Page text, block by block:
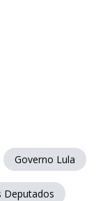
Governo Lula
Deputados